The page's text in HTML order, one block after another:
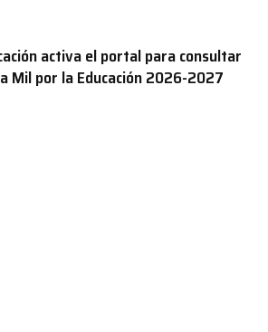
activa el portal para consultar
Mil por la Educación 2026-2027